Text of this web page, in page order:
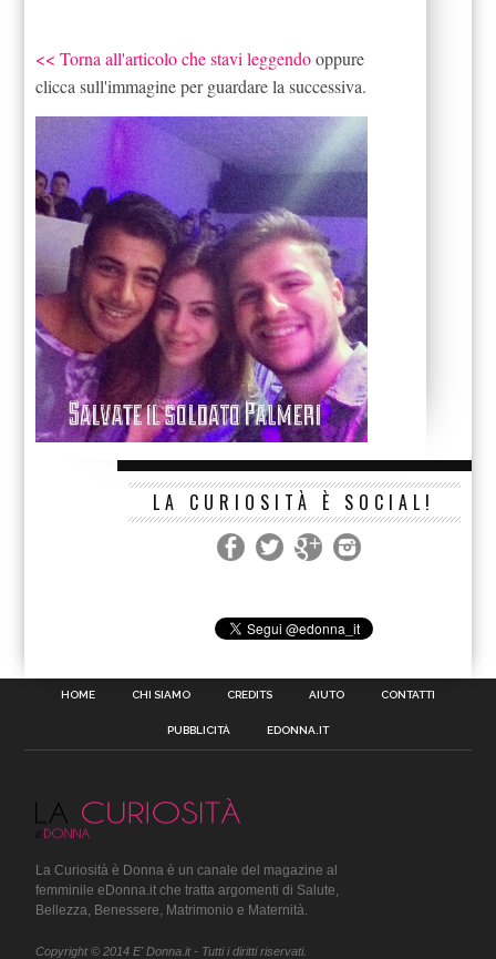
<< Torna all'articolo che stavi leggendooppure
clicca sull'immagine per guardare la successiva.
LA CURIOSITÀ È SOCIAL!
HOME CHI SIAMO CREDITS AIUTO CONTATTI
PUBBLICITÀ EDONNA.IT
La Curiosità è Donna è un canale del magazine al
femminile eDonna.it che tratta argomenti di Salute,
Bellezza, Benessere, Matrimonio e Maternità.
Copyright © 2014 E' Donna.it - Tutti i diritti riservati.